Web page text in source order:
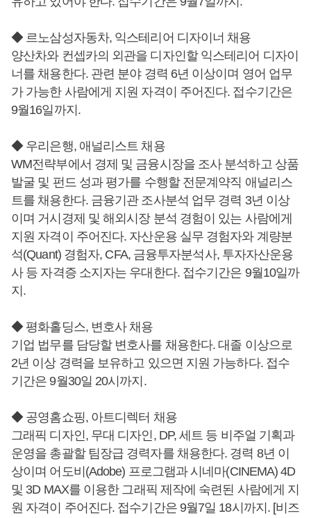
◆ 르노삼성자동차, 익스테리어 디자이너 채용
양산차와 컨셉카의 외관을 디자인할 익스테리어 디자이
너를 채용한다. 관련 분야 경력 6년 이상이며 영어 업무
가 가능한 사람에게 지원 자격이 주어진다. 접수기간은
9월16일까지.
◆ 우리은행, 애널리스트 채용
WM전략부에서 경제 및 금융시장을 조사 분석하고 상품
발굴 및 펀드 성과 평가를 수행할 전문계약직 애널리스
트를 채용한다. 금융기관 조사분석 업무 경력 3년 이상
이며 거시경제 및 해외시장 분석 경험이 있는 사람에게
지원 자격이 주어진다. 자산운용 실무 경험자와 계량분
석(Quant) 경험자, CFA, 금융투자분석사, 투자자산운용
사 등 자격증 소지자는 우대한다. 접수기간은 9월10일까
지.
◆ 평화홀딩스, 변호사 채용
기업 법무를 담당할 변호사를 채용한다. 대졸 이상으로
2년 이상 경력을 보유하고 있으면 지원 가능하다. 접수
기간은 9월30일 20시까지.
◆ 공영홈쇼핑, 아트디렉터 채용
그래픽 디자인, 무대 디자인, DP, 세트 등 비주얼 기획과
운영을 총괄할 팀장급 경력자를 채용한다. 경력 8년 이
상이며 어도비(Adobe) 프로그램과 시네마(CINEMA) 4D
및 3D MAX를 이용한 그래픽 제작에 숙련된 사람에게 지
원 자격이 주어진다. 접수기간은 9월7일 18시까지. [비즈